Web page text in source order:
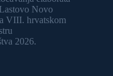
Novo
VIII. hrvatskom
2026.